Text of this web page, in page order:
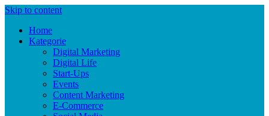
Skip to content
Home
Kategorie
Digital Marketing
Digital Life
Start-Ups
Events
Content Marketing
E-Commerce